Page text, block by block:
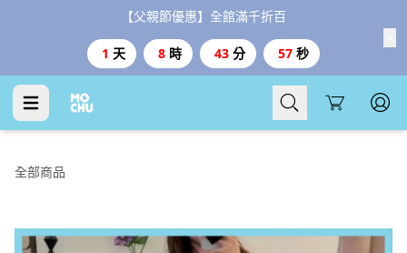
【父親節優惠】全館滿千折百
1 天 8 時 43 分 56 秒
Cart
全部商品